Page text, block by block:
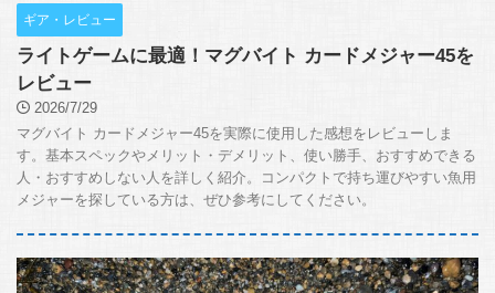
ギア・レビュー
ライトゲームに最適！マグバイト カードメジャー45を
レビュー
2026/7/29
マグバイト カードメジャー45を実際に使用した感想をレビューしま
す。基本スペックやメリット・デメリット、使い勝手、おすすめできる
人・おすすめしない人を詳しく紹介。コンパクトで持ち運びやすい魚用
メジャーを探している方は、ぜひ参考にしてください。